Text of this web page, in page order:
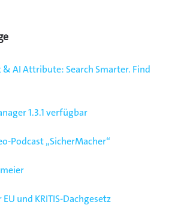
& AI Attribute: Search Smarter. Find
1.3.1 verfügbar
Podcast „SicherMacher“
und KRITIS-Dachgesetz